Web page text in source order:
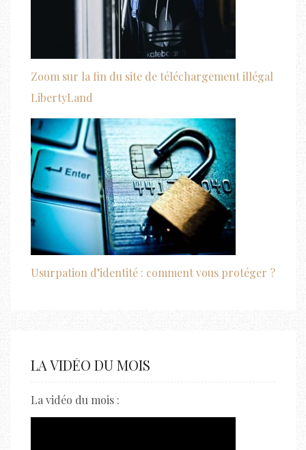
Zoom sur la fin du site de téléchargement illégal
LibertyLand
Usurpation d’identité : comment vous protéger ?
LA VIDÉO DU MOIS
La vidéo du mois :